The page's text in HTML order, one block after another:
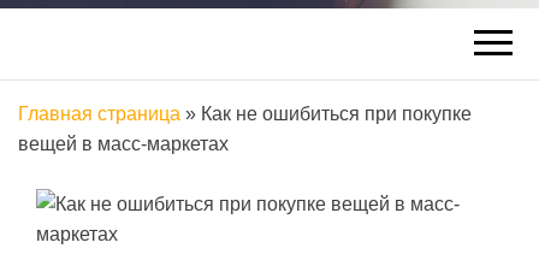
Главная страница » Как не ошибиться при покупке
вещей в масс-маркетах